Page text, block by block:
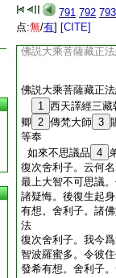
791 792 793
点:無/有] [CITE]
志誠歸命佛法僧
如來最上妙音聲
音聲無邊智無邊
佛説大乘菩薩藏正
佛説大乘菩薩藏正
1 西天譯經三藏
卿 2 傳梵大師 3
等奉
如來不思議品 4
復次舍利子。云何
最上大智不可思議
諸疑悔。後復生起
有想。舍利子。諸
法
復次舍利子。我今
智波羅蜜多。令彼
發希有想。舍利子